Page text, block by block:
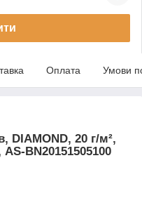
Оплата Умови
DIAMOND, 20 г/м²,
BN20151505100